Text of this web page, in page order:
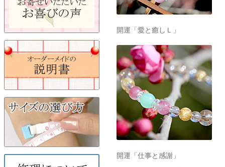
開運「愛と癒しＬ」
開運「仕事と感謝」